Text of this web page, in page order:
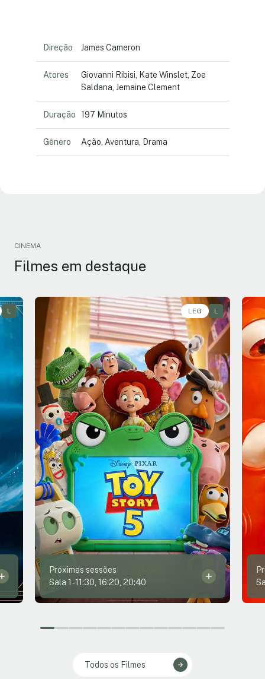
Direção James Cameron
Atores
Giovanni Ribisi, Kate Winslet, Zoe
Saldana, Jemaine Clement
Duração 197 Minutos
Gênero Ação, Aventura, Drama
CINEMA
Filmes em destaque
L LEG L
Animação, Aventura, Comédia • • 1h40
Próximas sessões
Sala 1 -11:30, 16:20, 20:40
Todos os Filmes